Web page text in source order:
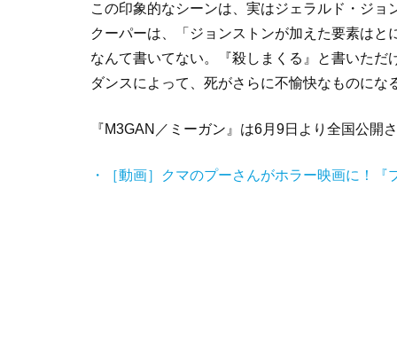
この印象的なシーンは、実はジェラルド・ジ
クーパーは、「ジョンストンが加えた要素は
なんて書いてない。『殺しまくる』と書いた
ダンスによって、死がさらに不愉快なものにな
『M3GAN／ミーガン』は6月9日より全国公開
・［動画］クマのプーさんがホラー映画に！